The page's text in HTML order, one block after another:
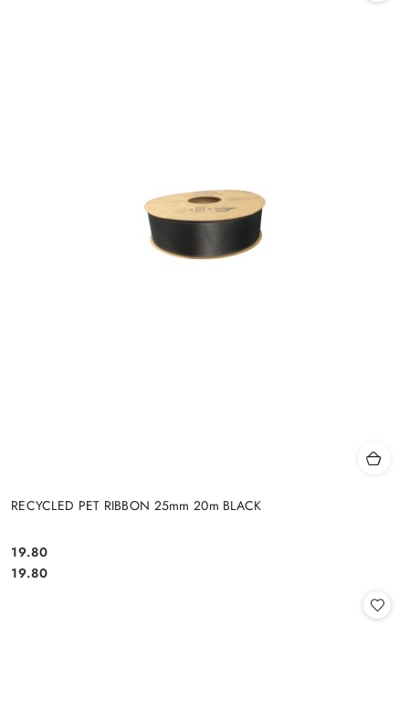
RECYCLED PET RIBBON 25mm 20m BLACK
Cena:
19.80
Cena:
19.80